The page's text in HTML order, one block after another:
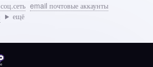
email почтовые аккаунты
ещё